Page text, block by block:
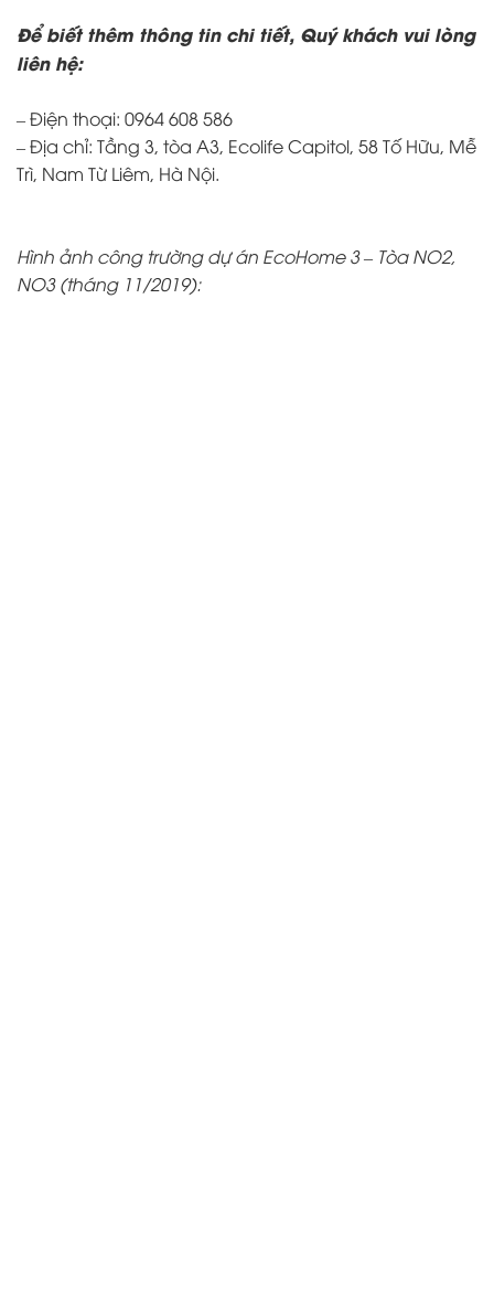
Để biết thêm thông tin chi tiết, Quý khách vui lòng
liên hệ:
– Điện thoại: 0964 608 586
– Địa chỉ: Tầng 3, tòa A3, Ecolife Capitol, 58 Tố Hữu, Mễ
Trì, Nam Từ Liêm, Hà Nội.
Hình ảnh công trường dự án EcoHome 3 – Tòa NO2,
NO3 (tháng 11/2019):